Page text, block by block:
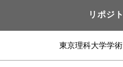
リポジ
東京理科大学学